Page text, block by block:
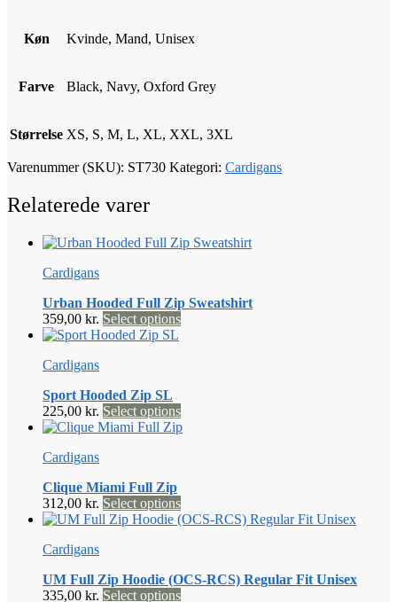
Køn Kvinde, Mand, Unisex
Farve Black, Navy, Oxford Grey
Størrelse XS, S, M, L, XL, XXL, 3XL
Varenummer (SKU): ST730 Kategori: Cardigans
Relaterede varer
Cardigans
Urban Hooded Full Zip Sweatshirt
359,00 kr. Select optionsDette
kan
vælges
Cardigans
Sport Hooded Zip SL
225,00 kr. Select optionsDette
vare
kan
vælges
Cardigans
Clique Miami Full Zip
312,00 kr. Select optionsDette
vare
Mulighederne
kan
Cardigans
UM Full Zip Hoodie (OCS-RCS) Regular Fit Unisex
335,00 kr. Select optionsDette